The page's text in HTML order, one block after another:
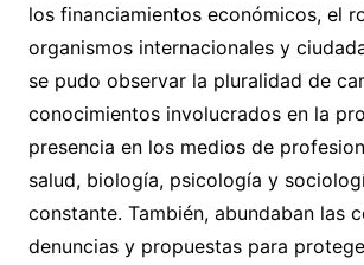
los financiamientos económicos, el
organismos internacionales y
se pudo observar la pluralidad de
conocimientos involucrados en la
presencia en los medios de
salud, biología, psicología y
constante. También, abundaban las
denuncias y propuestas para